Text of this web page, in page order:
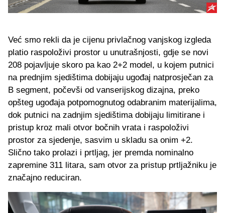
Već smo rekli da je cijenu privlačnog vanjskog izgleda
platio raspoloživi prostor u unutrašnjosti, gdje se novi
208 pojavljuje skoro pa kao 2+2 model, u kojem putnici
na prednjim sjedištima dobijaju ugođaj natprosječan za
B segment, počevši od vanserijskog dizajna, preko
opšteg ugođaja potpomognutog odabranim materijalima,
dok putnici na zadnjim sjedištima dobijaju limitirane i
pristup kroz mali otvor bočnih vrata i raspoloživi
prostor za sjedenje, sasvim u skladu sa onim +2.
Slično tako prolazi i prtljag, jer premda nominalno
zapremine 311 litara, sam otvor za pristup prtljažniku je
značajno reduciran.